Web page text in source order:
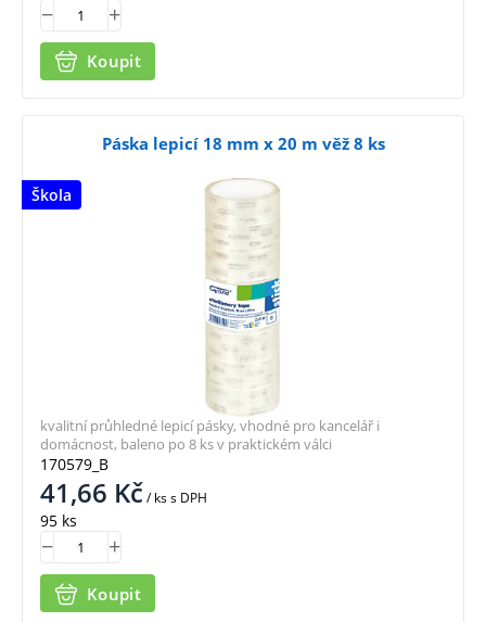
Koupit
Škola
Páska lepicí 18 mm x 20 m věž 8 ks
170579_B
41,66 Kč/ kss DPH
95 ks
Koupit
kvalitní průhledné lepicí pásky, vhodné pro kancelář i
domácnost, baleno po 8 ks v praktickém válci